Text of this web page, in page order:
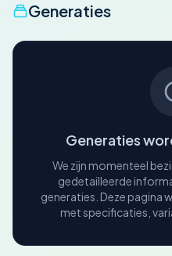
Generaties
Generaties
We zijn momenteel
gedetailleerde
generaties. Deze pagina
met specificaties,